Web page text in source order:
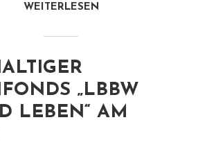
WEITERLESEN
„LBBW
LEBEN“ AM